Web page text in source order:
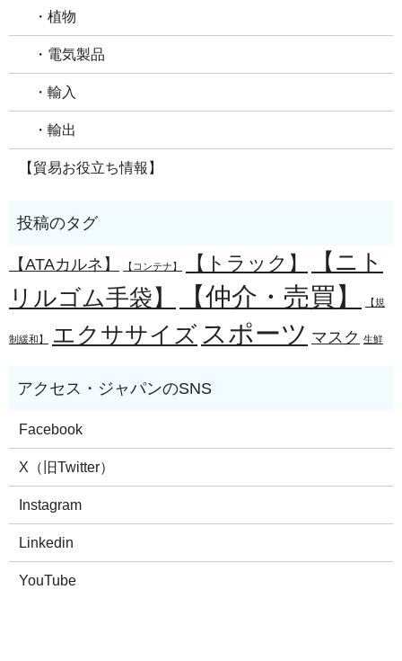
・植物
・電気製品
・輸入
・輸出
【貿易お役立ち情報】
【ATAカルネ】 【コンテナ】 【トラック】
【ニト
リルゴム手袋】
【仲介・売買】 【規
制緩和】 エクササイズ スポーツ マスク 生鮮
Facebook
X（旧Twitter）
Instagram
Linkedin
YouTube